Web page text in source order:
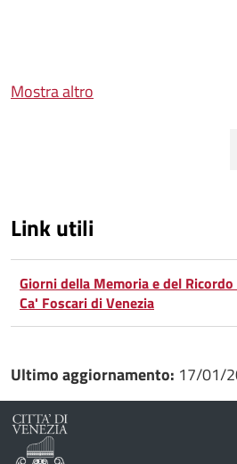
Mostra altro
Link utili
Giorni della Memoria e del
Ca' Foscari di Venezia
Ultimo aggiornamento: 17/01/